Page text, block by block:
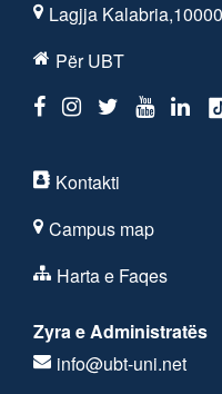
Lagjja
Për UBT
Kontakti
Campus map
Harta e Faqes
Zyra e Administratës
info@ubt-uni.net